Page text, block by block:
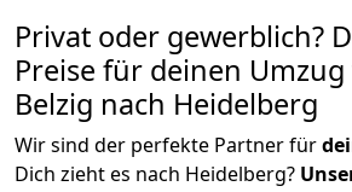
Privat oder gewerblich?
Preise für deinen Umzug
Belzig nach Heidelberg
Wir sind der perfekte Partner für
Dich zieht es nach Heidelberg?